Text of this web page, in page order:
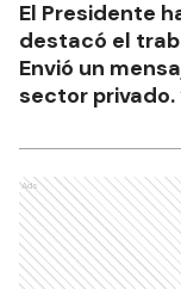
El Presidente
destacó el
Envió un
sector privado.
Ads